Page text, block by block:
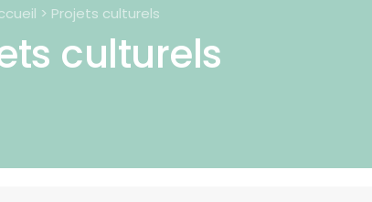
> Projets culturels
culturels